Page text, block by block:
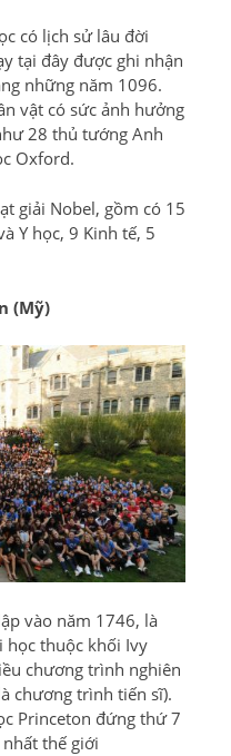
có lịch sử lâu đời
tại đây được ghi nhận
những năm 1096.
vật có sức ảnh hưởng
28 thủ tướng Anh
Oxford.
giải Nobel, gồm có 15
Y học, 9 Kinh tế, 5
(Mỹ)
vào năm 1746, là
học thuộc khối Ivy
chương trình nghiên
chương trình tiến sĩ).
Princeton đứng thứ 7
thế giới